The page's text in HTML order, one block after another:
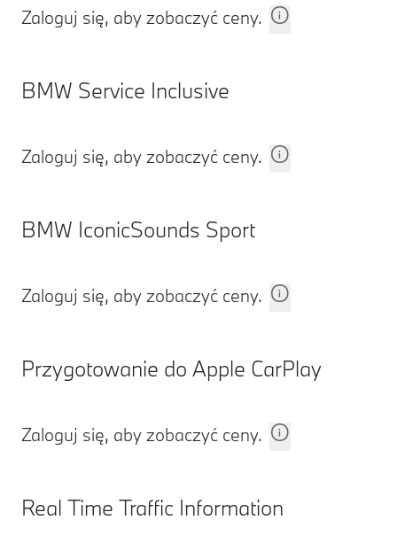
Zaloguj się, aby zobaczyć ceny.
BMW Service Inclusive
Zaloguj się, aby zobaczyć ceny.
BMW IconicSounds Sport
Zaloguj się, aby zobaczyć ceny.
Przygotowanie do Apple CarPlay
Zaloguj się, aby zobaczyć ceny.
Real Time Traffic Information